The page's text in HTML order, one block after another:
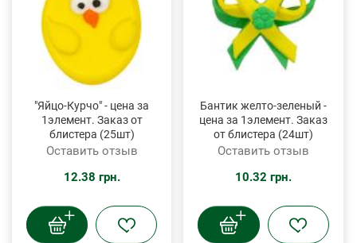
"Яйцо-Курчо" - цена за
1элемент. Заказ от
блистера (25шт)
Оставить отзыв
12.38 грн.
Бантик желто-зеленый -
цена за 1элемент. Заказ
от блистера (24шт)
Оставить отзыв
10.32 грн.